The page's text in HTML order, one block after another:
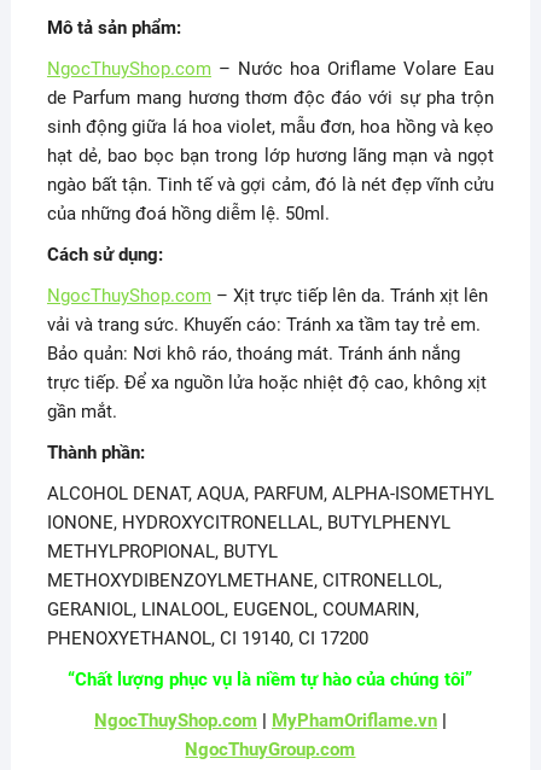
Mô tả sản phẩm:
NgocThuyShop.com– Nước hoa Oriflame Volare Eau
de Parfum mang hương thơm độc đáo với sự pha trộn
sinh động giữa lá hoa violet, mẫu đơn, hoa hồng và kẹo
hạt dẻ, bao bọc bạn trong lớp hương lãng mạn và ngọt
ngào bất tận. Tinh tế và gợi cảm, đó là nét đẹp vĩnh cửu
của những đoá hồng diễm lệ. 50ml.
Cách sử dụng:
NgocThuyShop.com– Xịt trực tiếp lên da. Tránh xịt lên
vải và trang sức. Khuyến cáo: Tránh xa tầm tay trẻ em.
Bảo quản: Nơi khô ráo, thoáng mát. Tránh ánh nắng
trực tiếp. Để xa nguồn lửa hoặc nhiệt độ cao, không xịt
gần mắt.
Thành phần:
ALCOHOL DENAT, AQUA, PARFUM, ALPHA-ISOMETHYL
IONONE, HYDROXYCITRONELLAL, BUTYLPHENYL
METHYLPROPIONAL, BUTYL
METHOXYDIBENZOYLMETHANE, CITRONELLOL,
GERANIOL, LINALOOL, EUGENOL, COUMARIN,
PHENOXYETHANOL, CI 19140, CI 17200
“Chất lượng phục vụ là niềm tự hào của chúng tôi”
NgocThuyShop.com| MyPhamOriflame.vn|
NgocThuyGroup.com